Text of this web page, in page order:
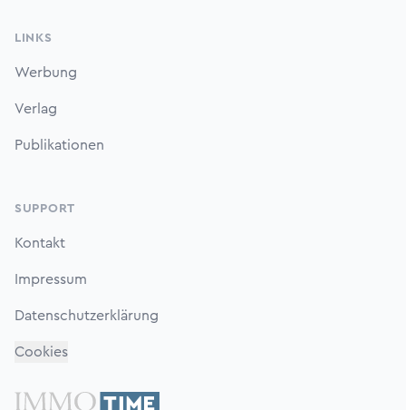
LINKS
Werbung
Verlag
Publikationen
SUPPORT
Kontakt
Impressum
Datenschutzerklärung
Cookies